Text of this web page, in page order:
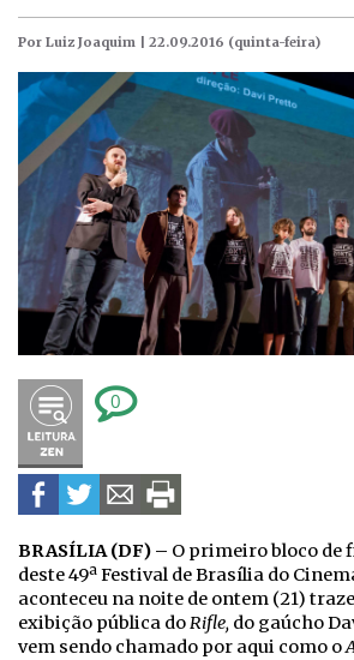
Por Luiz Joaquim | 22.09.2016 (quinta-feira)
0
BRASÍLIA (DF) – O primeiro bloco de
deste 49ª Festival de Brasília do
aconteceu na noite de ontem (21)
exibição pública doRifle, do gaúcho
vem sendo chamado por aqui como o